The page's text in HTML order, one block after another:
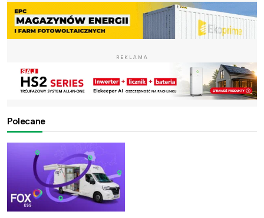
REKLAMA
Polecane